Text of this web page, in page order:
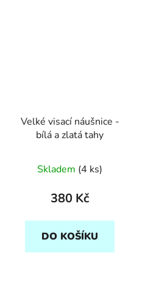
Velké visací náušnice -
bílá a zlatá tahy
Skladem (4 ks)
380 Kč
DO KOŠÍKU